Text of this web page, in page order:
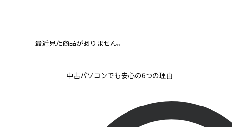
最近見た商品がありません。
中古パソコンでも安心の6つの理由